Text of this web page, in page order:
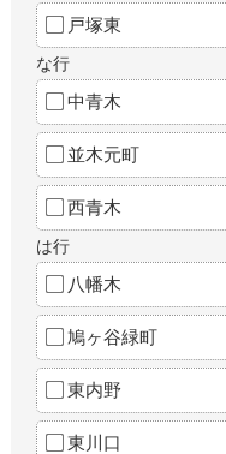
戸塚東
な行
中青木
並木元町
西青木
は行
八幡木
鳩ヶ谷緑町
東内野
東川口